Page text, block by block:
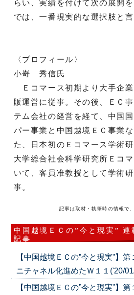
らい、実績を付けて次の展開
では、一番現実的な選択肢と言
〈プロフィール〉
小嵜 秀信氏
Ｅコマース初期より大手企業
販運営に従事。その後、ＥＣ
テム会社の経営を経て、中国
パー事業と中国越境ＥＣ事業
た、日本初のＥコマース学術
大学総合社会科学研究所Ｅコ
いて、客員准教授として学術
事。
記事は取材・執筆時の情報で
中国越境ＥＣの”今と現実” 連
記事
【中国越境ＥＣの”今と現実”】
ニチャネル化進めたＷ１１('20/
【中国越境ＥＣの”今と現実”】